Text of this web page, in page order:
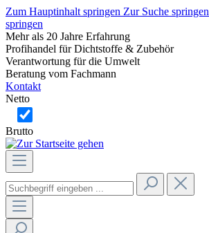
Zum Hauptinhalt springen Zur Suche springen
springen
Mehr als 20 Jahre Erfahrung
Profihandel für Dichtstoffe & Zubehör
Verantwortung für die Umwelt
Beratung vom Fachmann
Kontakt
Netto
Brutto